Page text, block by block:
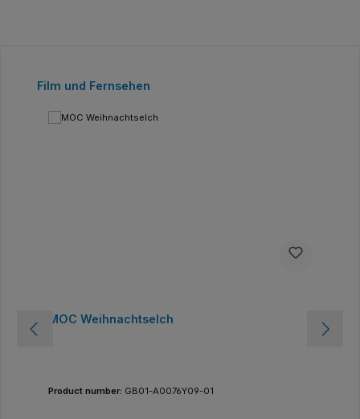
Ignorer la galerie de produits
Film und Fernsehen
MOC Weihnachtselch
Product number: GB01-A0076Y09-01